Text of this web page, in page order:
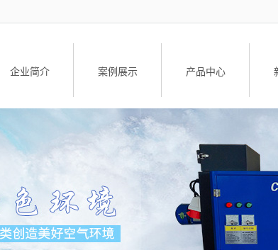
企业简介 案例展示 产品中心
工业油烟净化设备
油雾净化器
油雾净化器配件